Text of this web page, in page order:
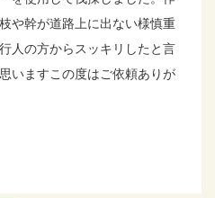
や幹が道路上に出ない様慎重
人の方からスッキリしたと言
いますこの度はご依頼ありが